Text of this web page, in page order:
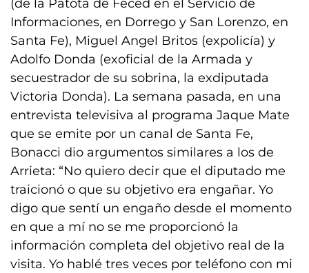
(de la Patota de Feced en el Servicio de
Informaciones, en Dorrego y San Lorenzo, en
Santa Fe), Miguel Angel Britos (expolicía) y
Adolfo Donda (exoficial de la Armada y
secuestrador de su sobrina, la exdiputada
Victoria Donda). La semana pasada, en una
entrevista televisiva al programa Jaque Mate
que se emite por un canal de Santa Fe,
Bonacci dio argumentos similares a los de
Arrieta: “No quiero decir que el diputado me
traicionó o que su objetivo era engañar. Yo
digo que sentí un engaño desde el momento
en que a mí no se me proporcionó la
información completa del objetivo real de la
visita. Yo hablé tres veces por teléfono con mi